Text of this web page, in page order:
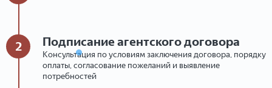
2 Подписание агентского договора
Консультация по условиям заключения договора, порядку
оплаты, согласование пожеланий и выявление
потребностей